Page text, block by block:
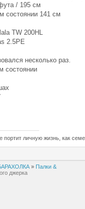
/ 195 см
состоянии 141 см
TW 200HL
2.5PE
несколько раз.
состоянии
портит личную жизнь, как
» Палки &
джерка